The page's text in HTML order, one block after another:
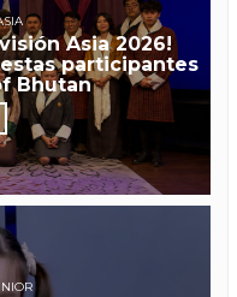
Asia 2026!
participantes
Bhutan